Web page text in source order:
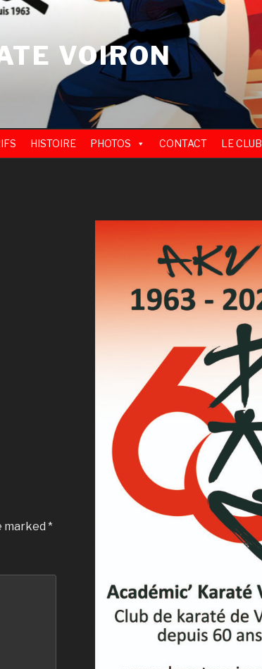
VOIRON
HISTOIRE PHOTOS CONTACT LE CLUB
marked *